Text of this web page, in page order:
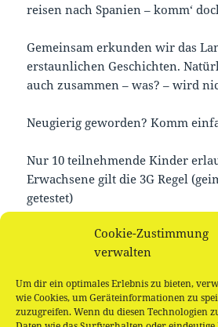
Cookie-Zustimmung
verwalten
Um dir ein optimales Erlebnis zu bieten,
wie Cookies, um Geräteinformationen zu
zuzugreifen. Wenn du diesen Technologien
reisen nach Spanien – komm‘
Gemeinsam erkunden wir das
erstaunlichen Geschichten.
auch zusammen – was? – wird
Neugierig geworden? Komm
Nur 10 teilnehmende Kinder
Erwachsene gilt die 3G Regel
getestet)
Buchungen
Buchungen sind für diese
möglich.